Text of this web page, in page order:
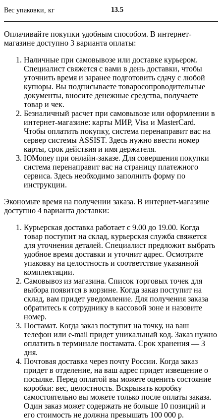
Вес упаковки, кг 13.5
Оплачивайте покупки удобным способом. В интернет-
магазине доступно 3 варианта оплаты:
Наличные при самовывозе или доставке курьером.
Специалист свяжется с вами в день доставки, чтобы
уточнить время и заранее подготовить сдачу с любой
купюры. Вы подписываете товаросопроводительные
документы, вносите денежные средства, получаете
товар и чек.
Безналичный расчет при самовывозе или оформлении в
интернет-магазине: карты МИР, Visa и MasterCard.
Чтобы оплатить покупку, система перенаправит вас на
сервер системы ASSIST. Здесь нужно ввести номер
карты, срок действия и имя держателя.
ЮMoney при онлайн-заказе. Для совершения покупки
система перенаправит вас на страницу платежного
сервиса. Здесь необходимо заполнить форму по
инструкции.
Экономьте время на получении заказа. В интернет-магазине
доступно 4 варианта доставки:
Курьерская доставка работает с 9.00 до 19.00. Когда
товар поступит на склад, курьерская служба свяжется
для уточнения деталей. Специалист предложит выбрать
удобное время доставки и уточнит адрес. Осмотрите
упаковку на целостность и соответствие указанной
комплектации.
Самовывоз из магазина. Список торговых точек для
выбора появится в корзине. Когда заказ поступит на
склад, вам придет уведомление. Для получения заказа
обратитесь к сотруднику в кассовой зоне и назовите
номер.
Постамат. Когда заказ поступит на точку, на ваш
телефон или e-mail придет уникальный код. Заказ нужно
оплатить в терминале постамата. Срок хранения — 3
дня.
Почтовая доставка через почту России. Когда заказ
придет в отделение, на ваш адрес придет извещение о
посылке. Перед оплатой вы можете оценить состояние
коробки: вес, целостность. Вскрывать коробку
самостоятельно вы можете только после оплаты заказа.
Один заказ может содержать не больше 10 позиций и
его стоимость не должна превышать 100 000 р.